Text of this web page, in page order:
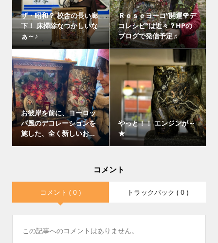
ザ・昭和？ 校舎の長い廊
下！ 床掃除なつかしいな
ぁ～♪
Ｒｏｓｅヨーコ”開運🌹デ
コレシピ”は近々？HPの
ブログで発信予定♬
お彼岸を前に、ヨーロッ
パ風のデコレーションを
施した、全く新しいお...
やっと！！ エンジンが～
★
コメント
コメント ( 0 ) トラックバック ( 0 )
この記事へのコメントはありません。